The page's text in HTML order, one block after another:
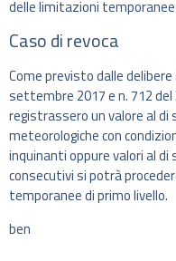
delle limitazioni temporanee
Caso di revoca
Come previsto dalle delibere
settembre 2017 e n. 712
registrassero un valore al
meteorologiche con
inquinanti oppure valori al
consecutivi si potrà
temporanee di primo livello.
ben